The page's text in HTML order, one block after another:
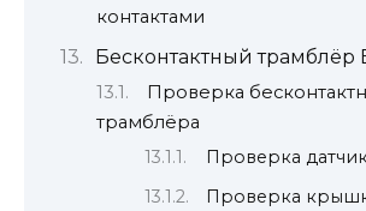
контактами
Бесконтактный трамблёр
Проверка
трамблёра
Проверка
Проверка